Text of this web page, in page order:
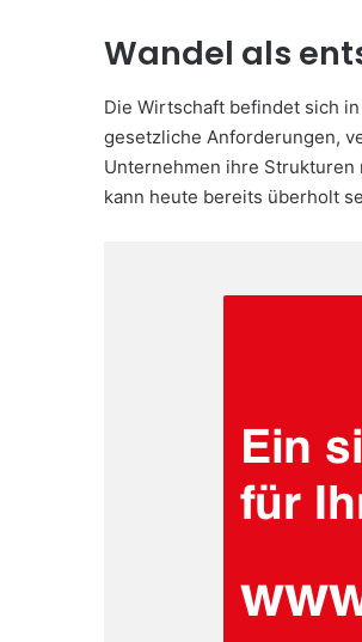
Wandel als
Die Wirtschaft befindet sich
gesetzliche Anforderungen,
Unternehmen ihre Strukturen
kann heute bereits überholt